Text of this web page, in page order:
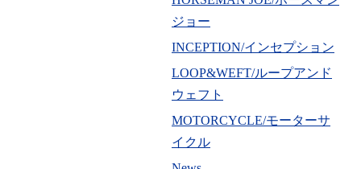
ジョー
INCEPTION/インセプション
LOOP&WEFT/ループアンド
ウェフト
MOTORCYCLE/モーターサ
イクル